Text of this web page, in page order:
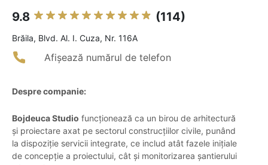
9.8 (114)
Brăila, Blvd. Al. I. Cuza, Nr. 116A
Afișează numărul de telefon
Despre companie:
Bojdeuca Studio funcționează ca un birou de arhitectură
și proiectare axat pe sectorul construcțiilor civile, punând
la dispoziție servicii integrate, ce includ atât fazele inițiale
de concepție a proiectului, cât și monitorizarea șantierului